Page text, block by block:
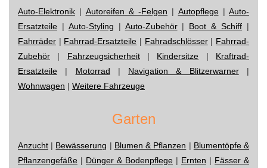
Auto-Elektronik | Autoreifen & -Felgen | Autopflege| Auto-
Ersatzteile | Auto-Styling | Auto-Zubehör| Boot & Schiff |
Fahrräder | Fahrrad-Ersatzteile | Fahradschlösser| Fahrrad-
Zubehör | Fahrzeugsicherheit| Kindersitze | Kraftrad-
Ersatzteile | Motorrad | Navigation & Blitzerwarner|
Wohnwagen | Weitere Fahrzeuge
Garten
Anzucht | Bewässerung | Blumen & Pflanzen | Blumentöpfe &
Pflanzengefäße | Dünger & Bodenpflege | Ernten | Fässer &